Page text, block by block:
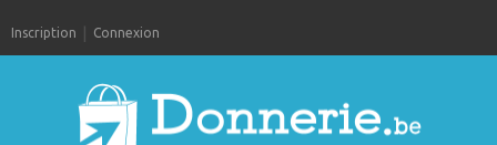
Inscription Connexion